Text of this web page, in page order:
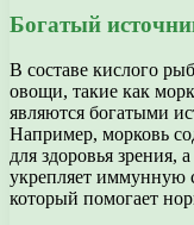
Богатый
В составе кислого
овощи, такие как
являются богатыми
Например, морковь
для здоровья
укрепляет иммунную
который помогает